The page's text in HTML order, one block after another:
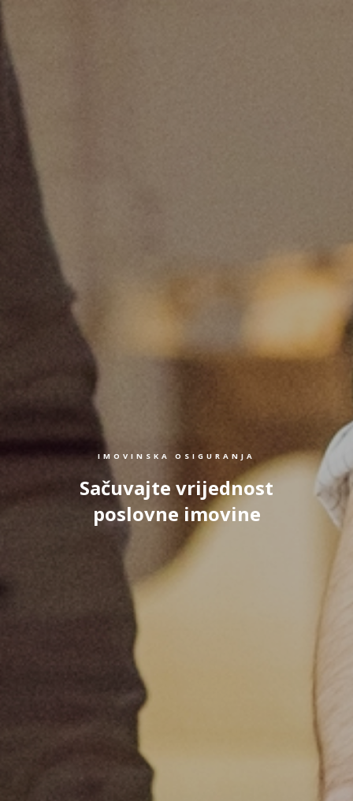
IMOVINSKA OSIGURANJA
Sačuvajte vrijednost
poslovne imovine